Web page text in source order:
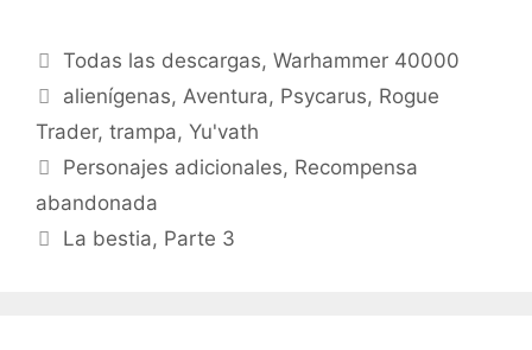
Categorías
Todas las descargas,Warhammer 40000
Etiquetas
alienígenas,Aventura, Psycarus, Rogue
Trader, trampa, Yu'vath
Personajes adicionales, Recompensa
abandonada
La bestia, Parte 3